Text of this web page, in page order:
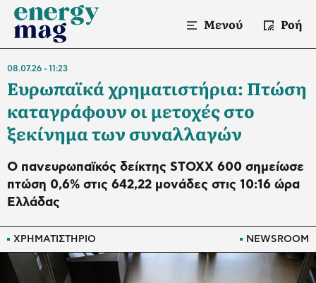
Μενού Ροή
ΧΡΗΜΑΤΙΣΤΗΡΙΟ NEWSROOM
08.07.26 11:23
Ευρωπαϊκά χρηματιστήρια: Πτώση
καταγράφουν οι μετοχές στο
ξεκίνημα των συναλλαγών
Ο πανευρωπαϊκός δείκτης STOXX 600 σημείωσε
πτώση 0,6% στις 642,22 μονάδες στις 10:16 ώρα
Ελλάδας